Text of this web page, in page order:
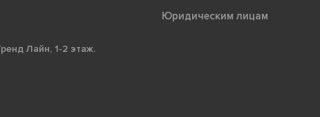
Лайн, 1-2 этаж.
Юридическим лицам